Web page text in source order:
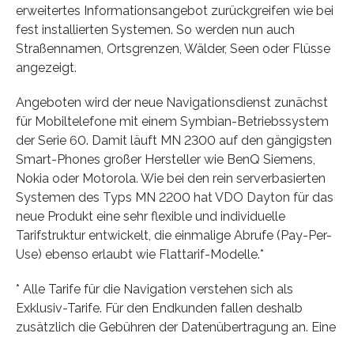
erweitertes Informationsangebot zurückgreifen wie bei
fest installierten Systemen. So werden nun auch
Straßennamen, Ortsgrenzen, Wälder, Seen oder Flüsse
angezeigt.
Angeboten wird der neue Navigationsdienst zunächst
für Mobiltelefone mit einem Symbian-Betriebssystem
der Serie 60. Damit läuft MN 2300 auf den gängigsten
Smart-Phones großer Hersteller wie BenQ Siemens,
Nokia oder Motorola. Wie bei den rein serverbasierten
Systemen des Typs MN 2200 hat VDO Dayton für das
neue Produkt eine sehr flexible und individuelle
Tarifstruktur entwickelt, die einmalige Abrufe (Pay-Per-
Use) ebenso erlaubt wie Flattarif-Modelle.*
* Alle Tarife für die Navigation verstehen sich als
Exklusiv-Tarife. Für den Endkunden fallen deshalb
zusätzlich die Gebühren der Datenübertragung an. Eine